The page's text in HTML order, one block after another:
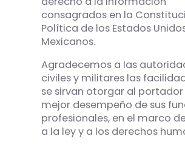
consagrados en la
Política de los Estados
Mexicanos.
Agradecemos a las
civiles y militares las
se sirvan otorgar al
mejor desempeño de sus
profesionales, en el marco
a la ley y a los derechos